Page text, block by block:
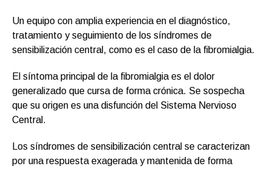
Un equipo con amplia experiencia en el diagnóstico,
tratamiento y seguimiento de los síndromes de
sensibilización central, como es el caso de la fibromialgia.
El síntoma principal de la fibromialgia es el dolor
generalizado que cursa de forma crónica. Se sospecha
que su origen es una disfunción del Sistema Nervioso
Central.
Los síndromes de sensibilización central se caracterizan
por una respuesta exagerada y mantenida de forma